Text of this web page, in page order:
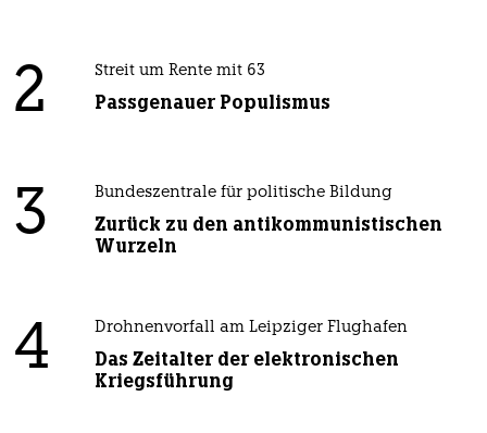
2 Streit um Rente mit 63
Passgenauer Populismus
3 Bundeszentrale für politische Bildung
Zurück zu den antikommunistischen
Wurzeln
4 Drohnenvorfall am Leipziger Flughafen
Das Zeitalter der elektronischen
Kriegsführung